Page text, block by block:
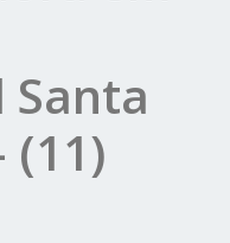
Santa
(11)